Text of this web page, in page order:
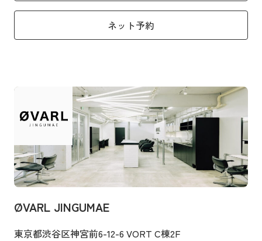
ネット予約
ØVARL JINGUMAE
東京都渋谷区神宮前6-12-6 VORT C棟2F